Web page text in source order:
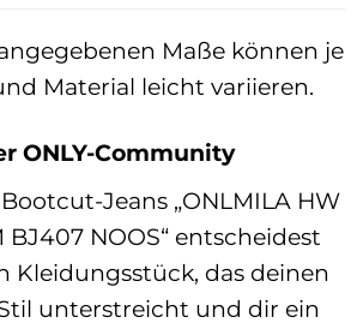
Maße können je
Material leicht variieren.
ONLY-Community
Jeans „ONLMILA HW
BJ407 NOOS“ entscheidest
Kleidungsstück, das deinen
unterstreicht und dir ein